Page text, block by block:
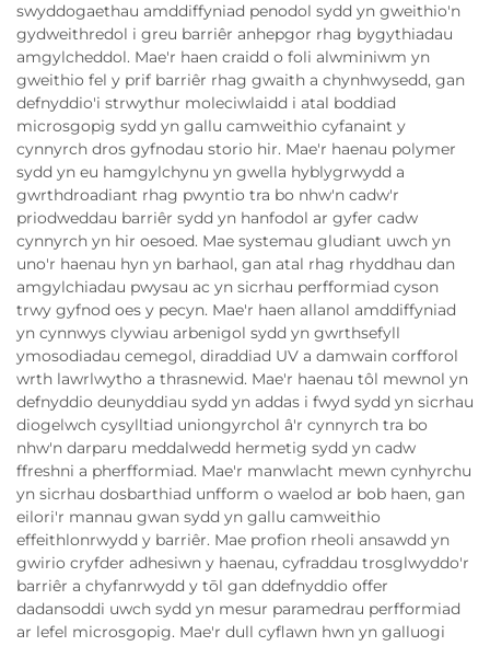
swyddogaethau amddiffyniad penodol sydd yn gweithio'n
gydweithredol i greu barriêr anhepgor rhag bygythiadau
amgylcheddol. Mae'r haen craidd o foli alwminiwm yn
gweithio fel y prif barriêr rhag gwaith a chynhwysedd, gan
defnyddio'i strwythur moleciwlaidd i atal boddiad
microsgopig sydd yn gallu camweithio cyfanaint y
cynnyrch dros gyfnodau storio hir. Mae'r haenau polymer
sydd yn eu hamgylchynu yn gwella hyblygrwydd a
gwrthdroadiant rhag pwyntio tra bo nhw'n cadw'r
priodweddau barriêr sydd yn hanfodol ar gyfer cadw
cynnyrch yn hir oesoed. Mae systemau gludiant uwch yn
uno'r haenau hyn yn barhaol, gan atal rhag rhyddhau dan
amgylchiadau pwysau ac yn sicrhau perfformiad cyson
trwy gyfnod oes y pecyn. Mae'r haen allanol amddiffyniad
yn cynnwys clywiau arbenigol sydd yn gwrthsefyll
ymosodiadau cemegol, diraddiad UV a damwain corfforol
wrth lawrlwytho a thrasnewid. Mae'r haenau tôl mewnol yn
defnyddio deunyddiau sydd yn addas i fwyd sydd yn sicrhau
diogelwch cysylltiad uniongyrchol â'r cynnyrch tra bo
nhw'n darparu meddalwedd hermetig sydd yn cadw
ffreshni a pherfformiad. Mae'r manwlacht mewn cynhyrchu
yn sicrhau dosbarthiad unfform o waelod ar bob haen, gan
eilori'r mannau gwan sydd yn gallu camweithio
effeithlonrwydd y barriêr. Mae profion rheoli ansawdd yn
gwirio cryfder adhesiwn y haenau, cyfraddau trosglwyddo'r
barriêr a chyfanrwydd y tōl gan ddefnyddio offer
dadansoddi uwch sydd yn mesur paramedrau perfformiad
ar lefel microsgopig. Mae'r dull cyflawn hwn yn galluogi